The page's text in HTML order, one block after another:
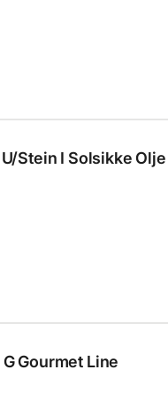
Stein I Solsikke Olje
Gourmet Line